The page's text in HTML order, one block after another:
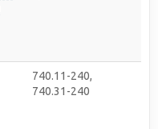
740.11-240,
740.31-240